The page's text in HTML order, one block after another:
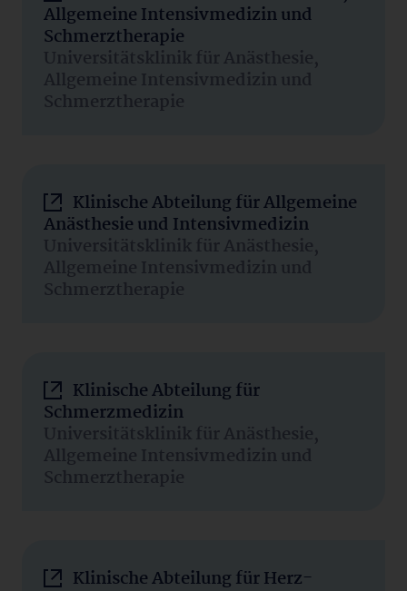
Allgemeine Intensivmedizin und
Schmerztherapie
Universitätsklinik für Anästhesie,
Allgemeine Intensivmedizin und
Schmerztherapie
Klinische Abteilung für Allgemeine
Anästhesie und Intensivmedizin
Universitätsklinik für Anästhesie,
Allgemeine Intensivmedizin und
Schmerztherapie
Klinische Abteilung für
Schmerzmedizin
Universitätsklinik für Anästhesie,
Allgemeine Intensivmedizin und
Schmerztherapie
Klinische Abteilung für Herz-